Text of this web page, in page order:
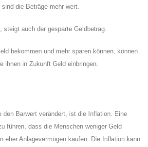
die Beträge mehr wert.
auch der gesparte Geldbetrag.
bekommen und mehr sparen können, können
ihnen in Zukunft Geld einbringen.
den Barwert verändert, ist die Inflation. Eine
führen, dass die Menschen weniger Geld
eher Anlagevermögen kaufen. Die Inflation kann